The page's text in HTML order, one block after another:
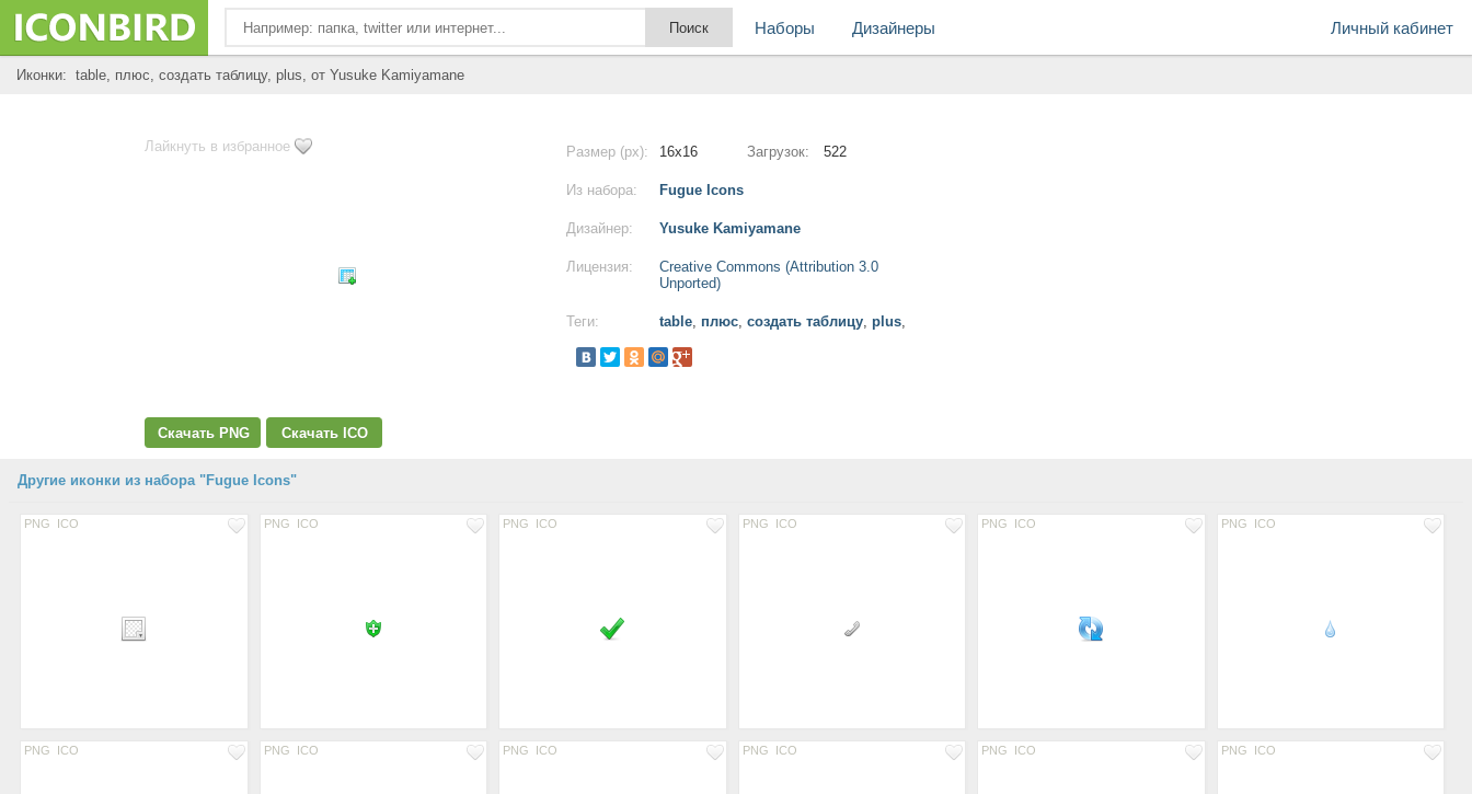
Личный кабинет
Наборы Дизайнеры
Иконки: table, плюс, создать таблицу, plus, от Yusuke Kamiyamane
Лайкнуть в избранное
Скачать PNG Скачать ICO
Размер (px): 16x16 Загрузок: 522
Из набора: Fugue Icons
Дизайнер: Yusuke Kamiyamane
Лицензия:
Creative Commons (Attribution 3.0
Unported)
Теги: table, плюс, создать таблицу, plus,
Другие иконки из набора "Fugue Icons"
PNG ICO PNG ICO PNG ICO PNG ICO PNG ICO PNG ICO
PNG ICO PNG ICO PNG ICO PNG ICO PNG ICO PNG ICO